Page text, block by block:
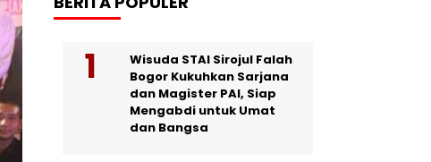
Wisuda STAI Sirojul Falah
Bogor Kukuhkan Sarjana
dan Magister PAI, Siap
Mengabdi untuk Umat
dan Bangsa